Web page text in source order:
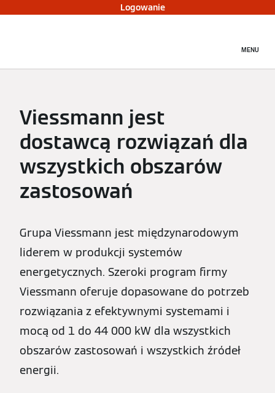
Logowanie
MENU
Viessmann jest
dostawcą rozwiązań dla
wszystkich obszarów
zastosowań
Grupa Viessmann jest międzynarodowym
liderem w produkcji systemów
energetycznych. Szeroki program firmy
Viessmann oferuje dopasowane do potrzeb
rozwiązania z efektywnymi systemami i
mocą od 1 do 44 000 kW dla wszystkich
obszarów zastosowań i wszystkich źródeł
energii.